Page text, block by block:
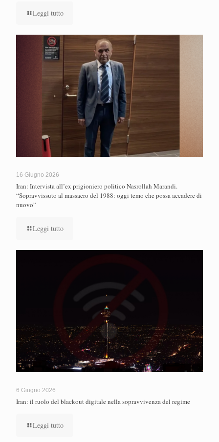
Leggi tutto
16 Giugno 2026
Iran: Intervista all’ex prigioniero politico Nasrollah Marandi.
“Sopravvissuto al massacro del 1988: oggi temo che possa accadere di
nuovo”
Leggi tutto
6 Giugno 2026
Iran: il ruolo del blackout digitale nella sopravvivenza del regime
Leggi tutto